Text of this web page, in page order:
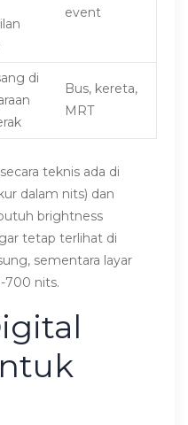
event
di
Bus, kereta,
MRT
teknis ada di
dalam nits) dan
brightness
tetap terlihat di
sementara layar
700 nits.